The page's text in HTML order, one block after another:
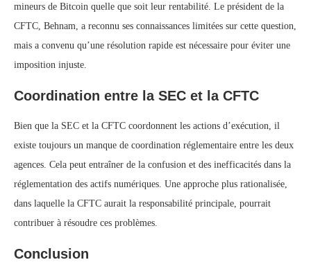
mineurs de Bitcoin quelle que soit leur rentabilité. Le président de la
CFTC, Behnam, a reconnu ses connaissances limitées sur cette question,
mais a convenu qu’une résolution rapide est nécessaire pour éviter une
imposition injuste.
Coordination entre la SEC et la CFTC
Bien que la SEC et la CFTC coordonnent les actions d’exécution, il
existe toujours un manque de coordination réglementaire entre les deux
agences. Cela peut entraîner de la confusion et des inefficacités dans la
réglementation des actifs numériques. Une approche plus rationalisée,
dans laquelle la CFTC aurait la responsabilité principale, pourrait
contribuer à résoudre ces problèmes.
Conclusion